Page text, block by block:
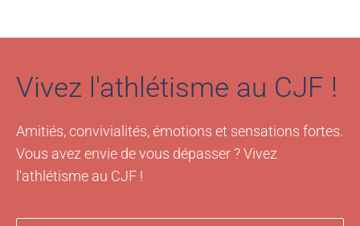
Vivez l'athlétisme au CJF !
Amitiés, convivialités, émotions et sensations fortes.
Vous avez envie de vous dépasser ? Vivez
l'athlétisme au CJF !